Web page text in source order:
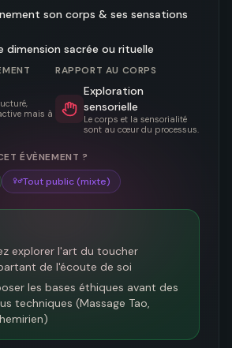
son corps & ses sensations
dimension sacrée ou rituelle
mais à
RAPPORT AU CORPS
Exploration
sensorielle
Le corps et la sensorialité
sont au cœur du processus.
ÉVÈNEMENT ?
Tout public (mixte)
explorer l'art du toucher
de l'écoute de soi
les bases éthiques avant des
techniques (Massage Tao,